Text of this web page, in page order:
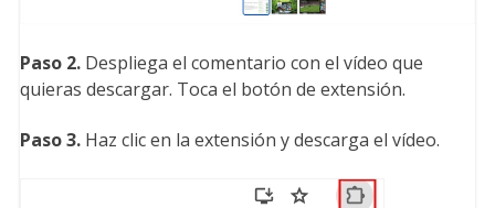
Paso 2.Despliega el comentario con el vídeo que
quieras descargar. Toca el botón de extensión.
Paso 3.Haz clic en la extensión y descarga el vídeo.